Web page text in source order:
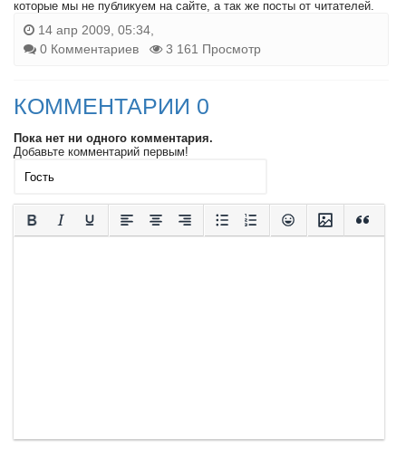
которые мы не публикуем на сайте, а так же посты от читателей.
14 апр 2009, 05:34,
0 Комментариев
3 161 Просмотр
КОММЕНТАРИИ 0
Пока нет ни одного комментария.
Добавьте комментарий первым!